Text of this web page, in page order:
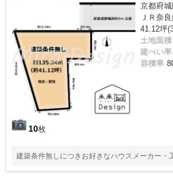
10枚
京都府
ＪＲ奈
41.12坪
土地面積
建ぺい率
容積率
建築条件無しにつきお好きなハウスメーカー・